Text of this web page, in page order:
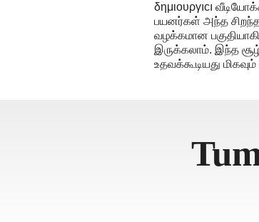
δημιουργıcı
பயனர்கள் அந்த
வழக்கமான
இருக்கலாம். இந்த
உதவக்கூடியது